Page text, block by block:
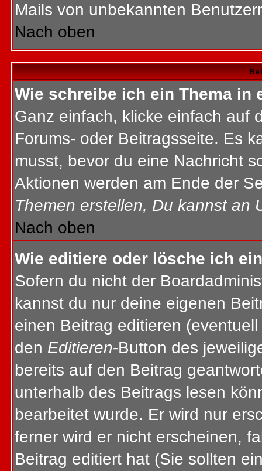
Mails von unbekannten
Nach oben
Wie schreibe ich ein Thema in
Ganz einfach, klicke einfach auf
Forums- oder Beitragsseite. Es
musst, bevor du eine Nachricht
Aktionen werden am Ende der
Themen erstellen, Du kannst an
Nach oben
Wie editiere oder lösche ich
Sofern du nicht der
kannst du nur deine eigenen
einen Beitrag editieren
den Editieren-Button des
bereits auf den Beitrag
unterhalb des Beitrags lesen
bearbeitet wurde. Er wird nur
ferner wird er nicht erscheinen,
Beitrag editiert hat (Sie sollten